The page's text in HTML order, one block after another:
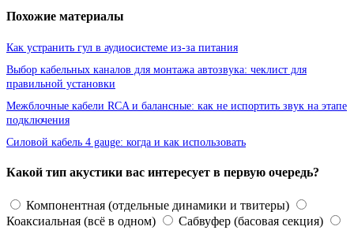
Похожие материалы
Как устранить гул в аудиосистеме из-за питания
Выбор кабельных каналов для монтажа автозвука: чеклист для
правильной установки
Межблочные кабели RCA и балансные: как не испортить звук на этапе
подключения
Силовой кабель 4 gauge: когда и как использовать
Какой тип акустики вас интересует в первую очередь?
Компонентная (отдельные динамики и твитеры)
Коаксиальная (всё в одном)
Сабвуфер (басовая секция)